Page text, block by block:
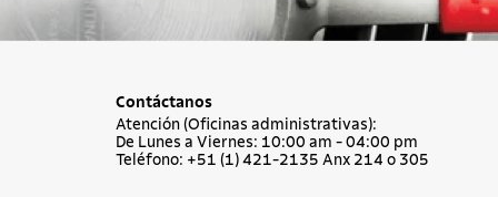
Contáctanos
Atención (Oficinas administrativas):
De Lunes a Viernes: 10:00 am - 04:00 pm
Teléfono: +51 (1) 421-2135 Anx 214 o 305